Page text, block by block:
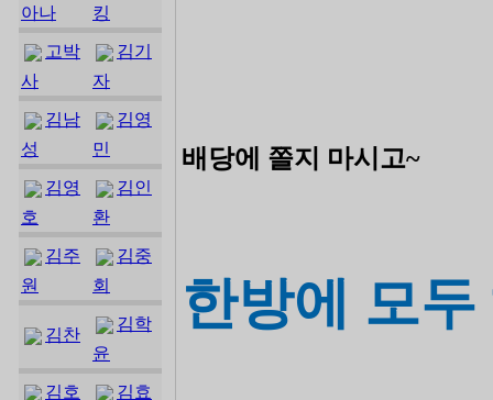
아나
킹
고박
사
김기
자
김남
성
김영
민
김영
호
김인
환
김주
원
김중
회
김찬
김학
윤
김호
김효
배당에 쫄지 마시고~
한방에 모두